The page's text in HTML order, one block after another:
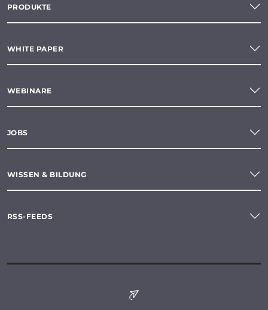
PRODUKTE
WHITE PAPER
WEBINARE
JOBS
WISSEN & BILDUNG
RSS-FEEDS